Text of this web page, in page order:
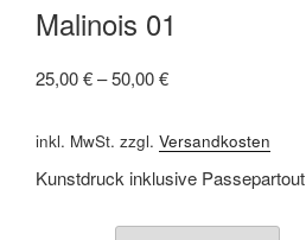
Malinois 01
25,00€–50,00€
inkl. MwSt. zzgl. Versandkosten
Kunstdruck inklusive Passepartout